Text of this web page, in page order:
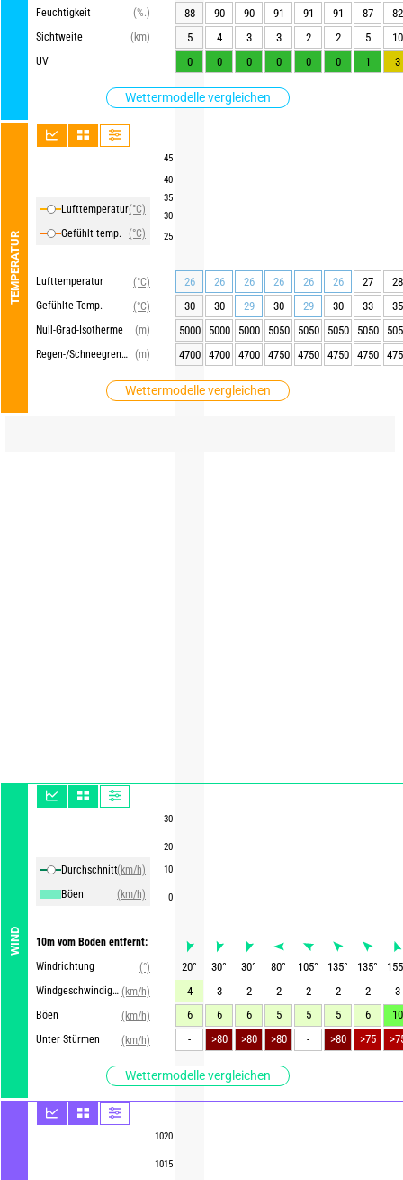
Feuchtigkeit
(%.)
Sichtweite
(km)
UV
Wettermodelle vergleichen
TEMPERATUR
Lufttemperatur(°C)
Gefühlt temp.
(°C)
Lufttemperatur
(°C)
Gefühlte Temp.
(°C)
Null-Grad-Isotherme
(m)
Regen-/Schneegrenze (m)
Wettermodelle vergleichen
WIND
Durchschnittliche Winde
(km/h)
Böen
(km/h)
10m vom Boden entfernt:
Windrichtung
(°)
Windgeschwindigkeit (km/h)
Böen
(km/h)
Unter Stürmen
(km/h)
Wettermodelle vergleichen
45
40
35
30
25
30
20
10
0
1020
1015
88 90 90 91 91 91 87
82
5
4 3 3 2 2 5
10
0
0 0 0 0 0 1 3
26 26 26 26 26 26 27
28
30
30 29 30 29 30 33
35
5000
5000 5000 5050 5050 5050 5050
4700
4700 4700 4750 4750 4750 4750
20° 30° 30° 80° 105° 135° 135°
155
4
3 2 2 2 2 2
3
6
6 6 5 5 5 6
10
-
>80 >80 >80 - >80 >75